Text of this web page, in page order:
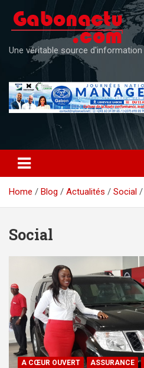
content
Une véritable source d'information
Home Blog Actualités Social
Social
A CŒUR OUVERT ASSURANCE